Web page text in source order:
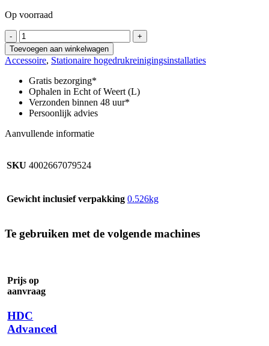
Op voorraad
-
Handspuitpistool
M22x1,5,
max.
210
bar
aantal
+
Toevoegen aan winkelwagen
Accessoire, Stationaire hogedrukreinigingsinstallaties
Gratis bezorging*
Ophalen in Echt of Weert (L)
Verzonden binnen 48 uur*
Persoonlijk advies
Aanvullende informatie
SKU 4002667079524
Gewicht inclusief verpakking 0.526kg
Te gebruiken met de volgende machines
Prijs op
aanvraag
HDC
Advanced